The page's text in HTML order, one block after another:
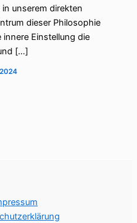
unserem direkten
dieser Philosophie
Einstellung die
[…]